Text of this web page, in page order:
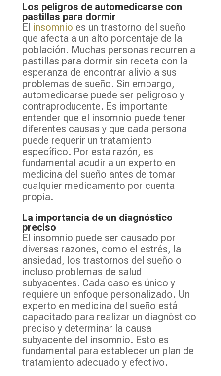
Los peligros de automedicarse con
pastillas para dormir
El insomnio es un trastorno del sueño
que afecta a un alto porcentaje de la
población. Muchas personas recurren a
pastillas para dormir sin receta con la
esperanza de encontrar alivio a sus
problemas de sueño. Sin embargo,
automedicarse puede ser peligroso y
contraproducente. Es importante
entender que el insomnio puede tener
diferentes causas y que cada persona
puede requerir un tratamiento
específico. Por esta razón, es
fundamental acudir a un experto en
medicina del sueño antes de tomar
cualquier medicamento por cuenta
propia.
La importancia de un diagnóstico
preciso
El insomnio puede ser causado por
diversas razones, como el estrés, la
ansiedad, los trastornos del sueño o
incluso problemas de salud
subyacentes. Cada caso es único y
requiere un enfoque personalizado. Un
experto en medicina del sueño está
capacitado para realizar un diagnóstico
preciso y determinar la causa
subyacente del insomnio. Esto es
fundamental para establecer un plan de
tratamiento adecuado y efectivo.